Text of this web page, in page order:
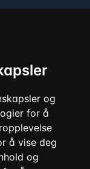
og
for å
å vise deg
og